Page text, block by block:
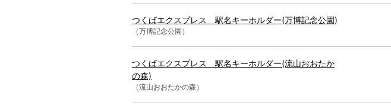
つくばエクスプレス 駅名キーホルダー(万博記念公園)
（万博記念公園）
つくばエクスプレス 駅名キーホルダー(流山おおたか
の森)
（流山おおたかの森）